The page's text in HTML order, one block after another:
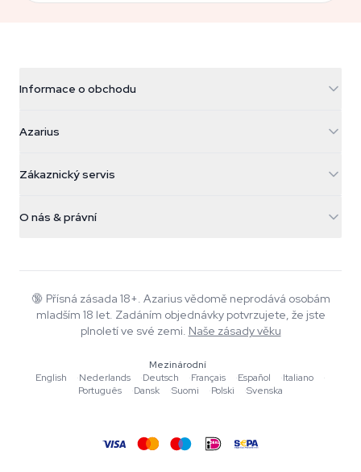
Informace o obchodu
Galvaniweg 11
Nederland
+31(0)204897914
Azarius
Kouzelné houby
Smokeshop
Zákaznický servis
Pravidla vrácení
Časté dotazy
Zásady ochrany osobních údajů
O nás & právní
Wiki
Blog
Hudba
Redakční standardy
Nástroje a kalkulačky
🔞 Přísná zásada 18+. Azarius vědomě neprodává osobám
mladším 18 let. Zadáním objednávky potvrzujete, že jste
plnoletí ve své zemi. Naše zásady věku
Mezinárodní
English
·Nederlands ·Deutsch ·Français ·Español ·Italiano
·
Português
·Dansk ·Suomi ·Polski ·Svenska